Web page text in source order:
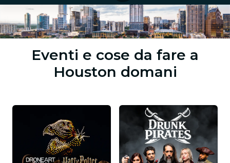
Eventi e cose da fare a
Houston domani